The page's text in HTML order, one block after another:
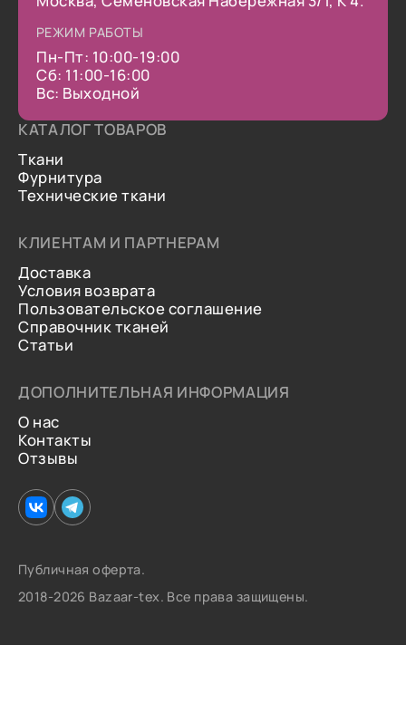
РЕЖИМ РАБОТЫ
Пн-Пт: 10:00-19:00
Сб: 11:00-16:00
Вс: Выходной
КАТАЛОГ ТОВАРОВ
Ткани
Фурнитура
Технические ткани
КЛИЕНТАМ И ПАРТНЕРАМ
Доставка
Условия возврата
Пользовательское соглашение
Справочник тканей
Статьи
ДОПОЛНИТЕЛЬНАЯ ИНФОРМАЦИЯ
О нас
Контакты
Отзывы
Публичная оферта.
2018-2026 Bazaar-tex. Все права защищены.